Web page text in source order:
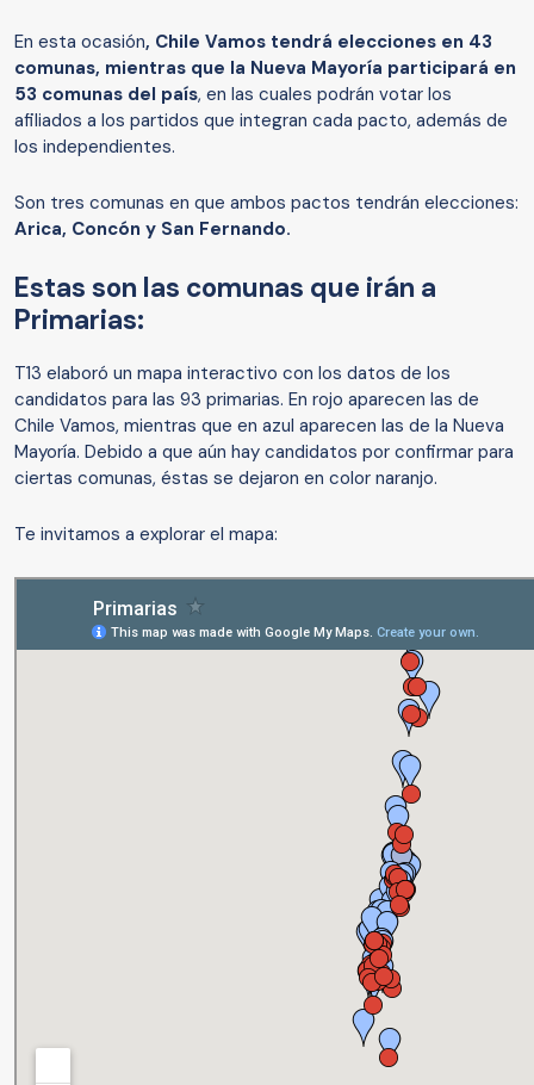
En esta ocasión, Chile Vamos tendrá elecciones en 43
comunas, mientras que la Nueva Mayoría participará en
53 comunas del país, en las cuales podrán votar los
afiliados a los partidos que integran cada pacto, además de
los independientes.
Son tres comunas en que ambos pactos tendrán elecciones:
Arica, Concón y San Fernando.
Estas son las comunas que irán a
Primarias:
T13 elaboró un mapa interactivo con los datos de los
candidatos para las 93 primarias. En rojo aparecen las de
Chile Vamos, mientras que en azul aparecen las de la Nueva
Mayoría. Debido a que aún hay candidatos por confirmar para
ciertas comunas, éstas se dejaron en color naranjo.
Te invitamos a explorar el mapa: